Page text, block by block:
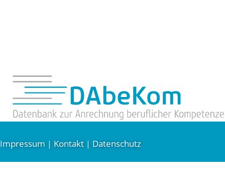
Impressum | Kontakt | Datenschutz